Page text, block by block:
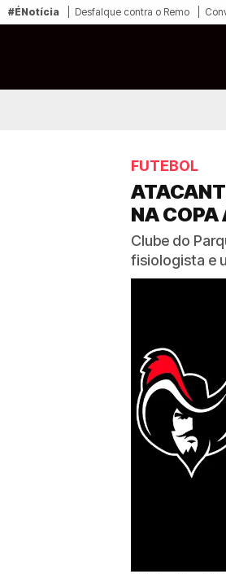
#ÉNotícia Desfalque contra o Remo
FUTEBOL
NA COPA
Clube do
fisiologista e